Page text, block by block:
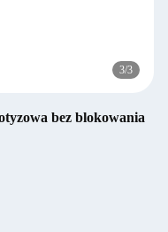
3/3
bez blokowania